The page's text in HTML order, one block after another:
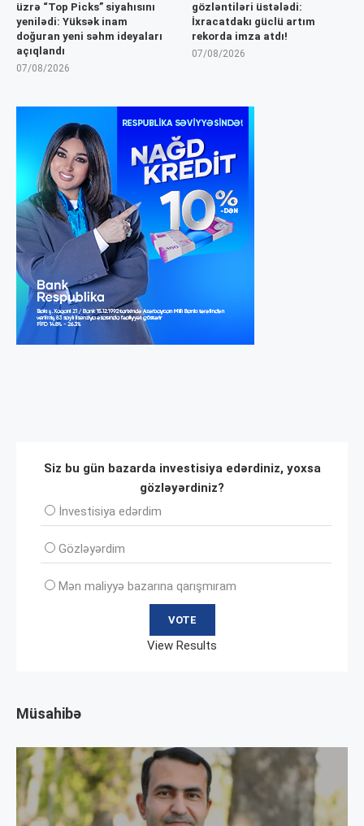
üzrə “Top Picks” siyahısını
yenilədi: Yüksək inam
doğuran yeni səhm ideyaları
açıqlandı
07/08/2026
gözləntiləri üstələdi:
İxracatdakı güclü artım
rekorda imza atdı!
07/08/2026
Siz bu gün bazarda investisiya edərdiniz, yoxsa
gözləyərdiniz?
İnvеstisiya edərdim
Gözləyərdim
Mən maliyyə bazarına qarışmıram
View Results
Müsahibə